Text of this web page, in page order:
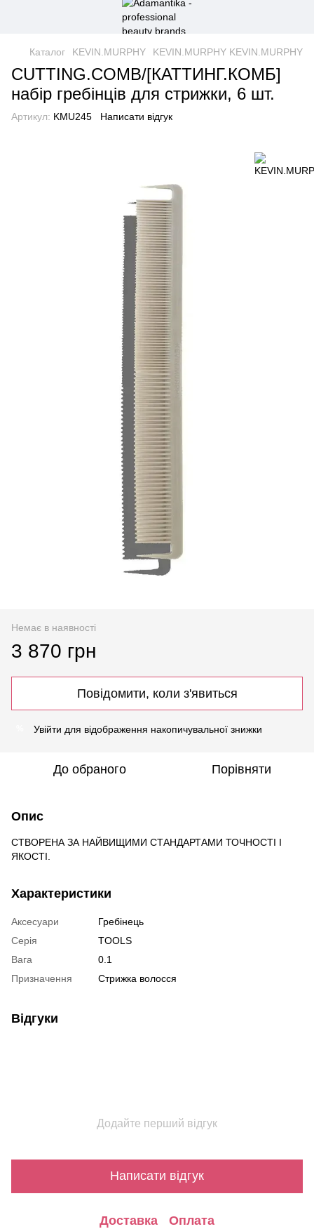
Каталог KEVIN.MURPHY KEVIN.MURPHY KEVIN.MURPHY
CUTTING.COMB/[КАТТИНГ.КОМБ]
набір гребінців для стрижки, 6 шт.
Артикул: KMU245 Написати відгук
Немає в наявності
3 870 грн
Повідомити, коли з'явиться
Увійти для відображення накопичувальної знижки
До обраного Порівняти
Опис
СТВОРЕНА ЗА НАЙВИЩИМИ СТАНДАРТАМИ ТОЧНОСТІ І
ЯКОСТІ.
Характеристики
Аксесуари
Гребінець
Серія
TOOLS
Вага
0.1
Призначення
Стрижка волосся
Відгуки
Додайте перший відгук
Написати відгук
Доставка Оплата